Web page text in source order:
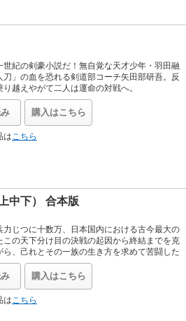
世紀の剣豪小説だ！無自覚な天才少年・羽田融
刀」の血を恐れる剣道部コーチ矢田部研吾。反
越えやがて二人は運命の対戦へ。
購入はこちら
はこちら
中下） 合本版
力じつに十数万、日本国内における古今最大の
この天下分け目の決戦の起因から終結までを克
ら、己れとその一族の生き方を求めて苦闘した
の人間像を浮彫りにする壮大な歴史絵巻。秀
て傾きはじめた豊臣政権を簒奪するために家康
をめぐらし、豊家安泰を守ろうとする石田三
ったのか？ ※当電子版は『関ヶ原』（上）
購入はこちら
はこちら